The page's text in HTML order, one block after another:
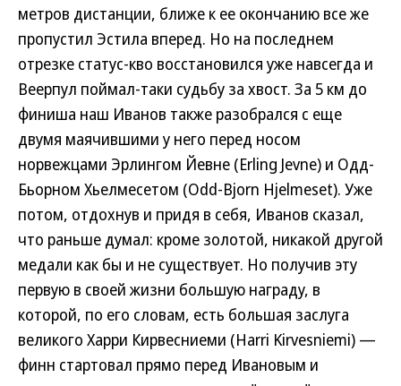
метров дистанции, ближе к ее окончанию все же
пропустил Эстила вперед. Но на последнем
отрезке статус-кво восстановился уже навсегда и
Веерпул поймал-таки судьбу за хвост. За 5 км до
финиша наш Иванов также разобрался с еще
двумя маячившими у него перед носом
норвежцами Эрлингом Йевне (Erling Jevne) и Одд-
Бьорном Хьелмесетом (Odd-Bjorn Hjelmeset). Уже
потом, отдохнув и придя в себя, Иванов сказал,
что раньше думал: кроме золотой, никакой другой
медали как бы и не существует. Но получив эту
первую в своей жизни большую награду, в
которой, по его словам, есть большая заслуга
великого Харри Кирвесниеми (Harri Kirvesniemi) —
финн стартовал прямо перед Ивановым и